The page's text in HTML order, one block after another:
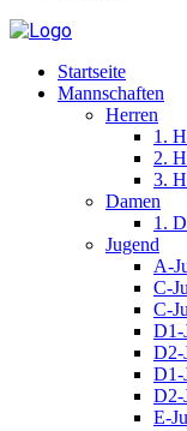
Startseite
Mannschaften
Herren
1.
2.
3.
Damen
1.
Jugend
A-
C-
C-
D1-
D2-
D1-
D2-
E-